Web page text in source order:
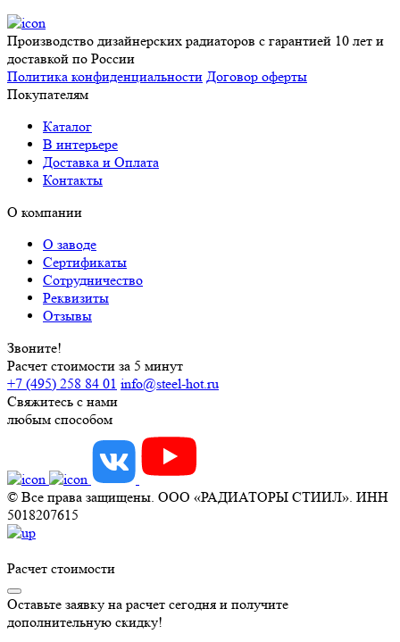
Производство дизайнерских радиаторов с гарантией 10 лет и
доставкой по России
Политика конфиденциальности Договор оферты
Покупателям
Каталог
В интерьере
Доставка и Оплата
Контакты
О компании
О заводе
Сертификаты
Сотрудничество
Реквизиты
Отзывы
Звоните!
Расчет стоимости за 5 минут
+7 (495) 258 84 01 info@steel-hot.ru
Свяжитесь с нами
любым способом
© Все права защищены. ООО «РАДИАТОРЫ СТИИЛ». ИНН
5018207615
Расчет стоимости
Оставьте заявку на расчет сегодня и получите
дополнительную скидку!